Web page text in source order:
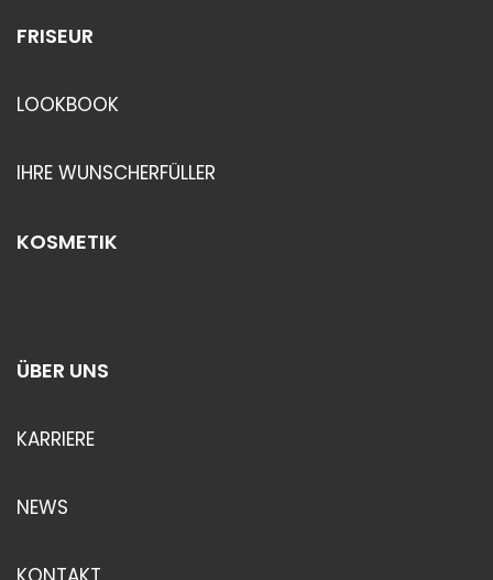
FRISEUR
LOOKBOOK
IHRE WUNSCHERFÜLLER
KOSMETIK
ÜBER UNS
KARRIERE
NEWS